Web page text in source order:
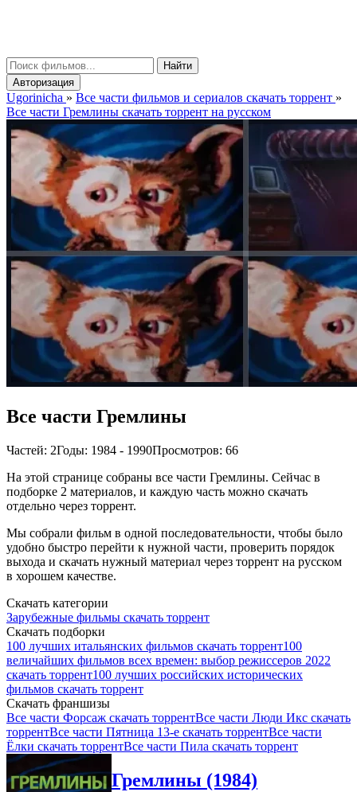
Найти
Авторизация
Ugorinicha » Все части фильмов и сериалов скачать торрент »
Все части Гремлины скачать торрент на русском
Все части Гремлины
Частей: 2Годы: 1984 - 1990Просмотров: 66
На этой странице собраны все части Гремлины. Сейчас в
подборке 2 материалов, и каждую часть можно скачать
отдельно через торрент.
Мы собрали фильм в одной последовательности, чтобы было
удобно быстро перейти к нужной части, проверить порядок
выхода и скачать нужный материал через торрент на русском
в хорошем качестве.
Скачать категории
Зарубежные фильмы скачать торрент
Скачать подборки
100 лучших итальянских фильмов скачать торрент100
величайших фильмов всех времен: выбор режиссеров 2022
скачать торрент100 лучших российских исторических
фильмов скачать торрент
Скачать франшизы
Все части Форсаж скачать торрентВсе части Люди Икс скачать
торрентВсе части Пятница 13-е скачать торрентВсе части
Ёлки скачать торрентВсе части Пила скачать торрент
Гремлины (1984)